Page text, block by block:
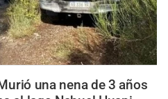
una nena de 3 años